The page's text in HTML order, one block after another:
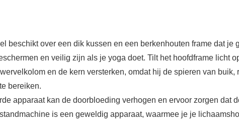
beschikt over een dik kussen en een berkenhouten frame dat
en veilig zijn als je yoga doet. Tilt het hoofdframe licht
en de kern versterken, omdat hij de spieren van
bereiken.
apparaat kan de doorbloeding verhogen en ervoor zorgen
is een geweldig apparaat, waarmee je je